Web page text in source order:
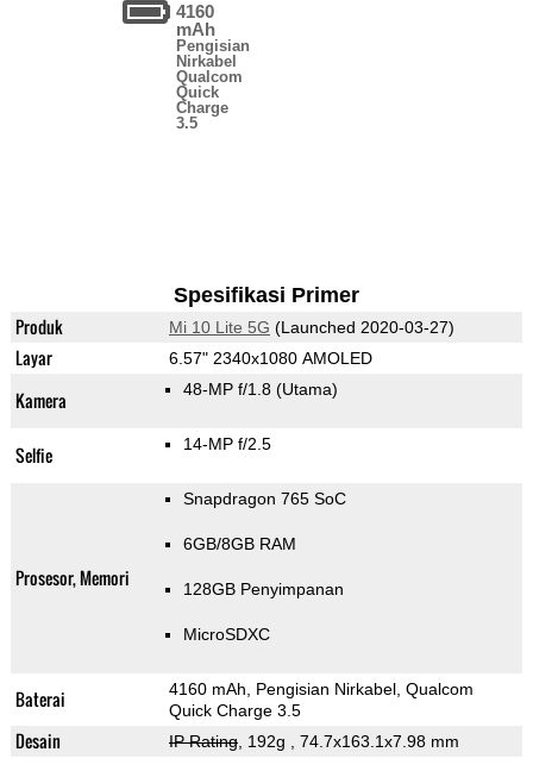
4160
mAh
Pengisian
Nirkabel
Qualcom
Quick
Charge
3.5
Spesifikasi Primer
Produk Mi 10 Lite 5G (Launched 2020-03-27)
Layar 6.57" 2340x1080 AMOLED
Kamera 48-MP f/1.8 (Utama)
Selfie 14-MP f/2.5
Prosesor, Memori
Snapdragon 765 SoC
6GB/8GB RAM
128GB Penyimpanan
MicroSDXC
Baterai
4160 mAh, Pengisian Nirkabel, Qualcom
Quick Charge 3.5
Desain IP Rating, 192g , 74.7x163.1x7.98 mm